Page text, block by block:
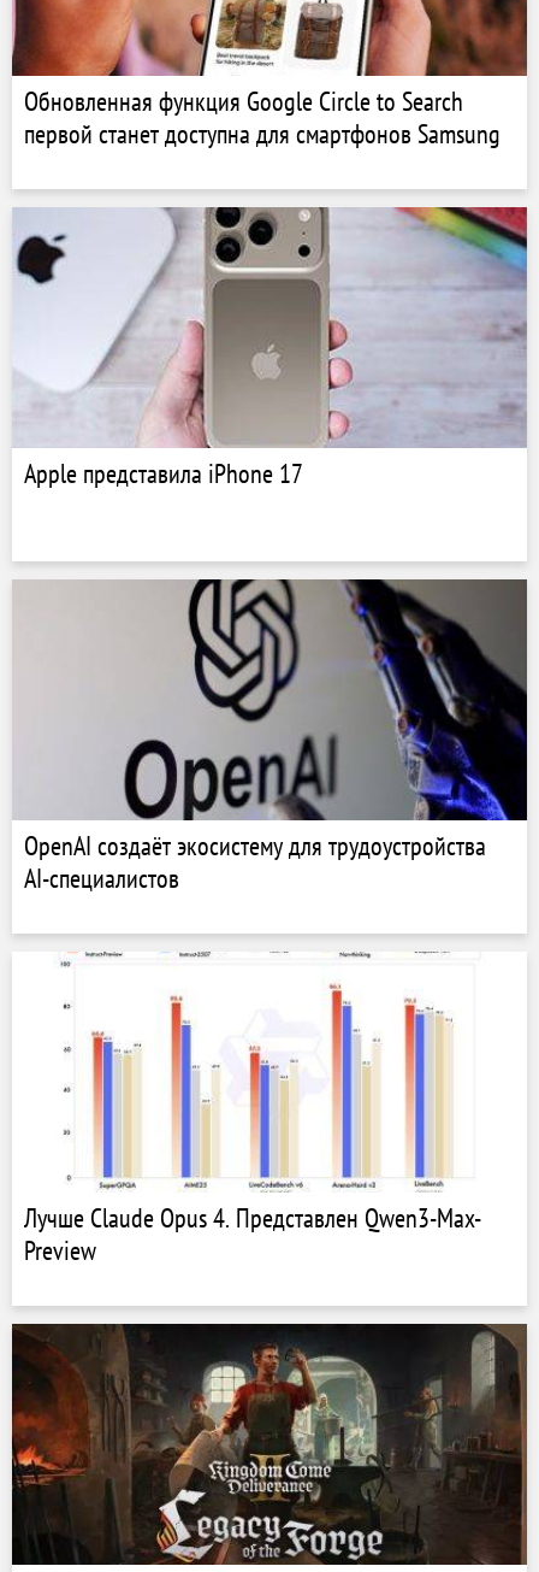
Обновленная функция Google Circle to Search
первой станет доступна для смартфонов Samsung
Apple представила iPhone 17
OpenAI создаёт экосистему для трудоустройства
AI-специалистов
Лучше Сlaude Opus 4. Представлен Qwen3-Max-
Preview